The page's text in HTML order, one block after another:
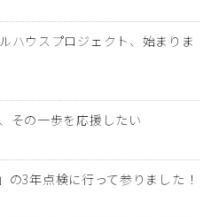
ハウスプロジェクト、始まりま
その一歩を応援したい
の3年点検に行って参りました！